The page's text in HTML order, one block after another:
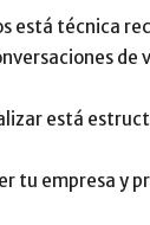
está técnica
de
está
tu empresa y